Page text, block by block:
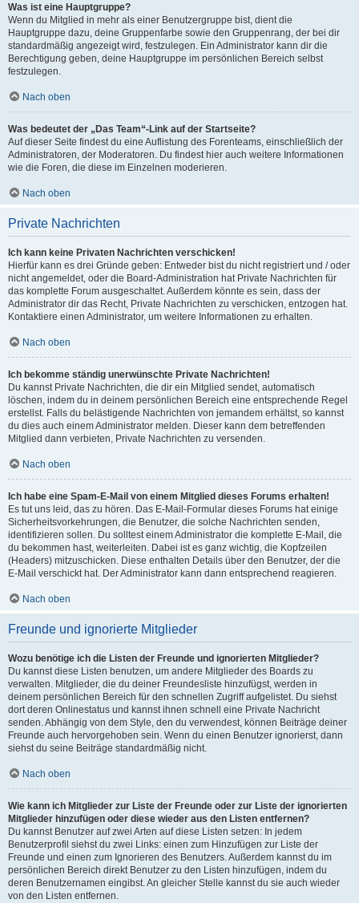
Was ist eine Hauptgruppe?
Wenn du Mitglied in mehr als einer Benutzergruppe bist, dient die
Hauptgruppe dazu, deine Gruppenfarbe sowie den Gruppenrang, der bei dir
standardmäßig angezeigt wird, festzulegen. Ein Administrator kann dir die
Berechtigung geben, deine Hauptgruppe im persönlichen Bereich selbst
festzulegen.
Nach oben
Was bedeutet der „Das Team“-Link auf der Startseite?
Auf dieser Seite findest du eine Auflistung des Forenteams, einschließlich der
Administratoren, der Moderatoren. Du findest hier auch weitere Informationen
wie die Foren, die diese im Einzelnen moderieren.
Nach oben
Private Nachrichten
Ich kann keine Privaten Nachrichten verschicken!
Hierfür kann es drei Gründe geben: Entweder bist du nicht registriert und / oder
nicht angemeldet, oder die Board-Administration hat Private Nachrichten für
das komplette Forum ausgeschaltet. Außerdem könnte es sein, dass der
Administrator dir das Recht, Private Nachrichten zu verschicken, entzogen hat.
Kontaktiere einen Administrator, um weitere Informationen zu erhalten.
Nach oben
Ich bekomme ständig unerwünschte Private Nachrichten!
Du kannst Private Nachrichten, die dir ein Mitglied sendet, automatisch
löschen, indem du in deinem persönlichen Bereich eine entsprechende Regel
erstellst. Falls du belästigende Nachrichten von jemandem erhältst, so kannst
du dies auch einem Administrator melden. Dieser kann dem betreffenden
Mitglied dann verbieten, Private Nachrichten zu versenden.
Nach oben
Ich habe eine Spam-E-Mail von einem Mitglied dieses Forums erhalten!
Es tut uns leid, das zu hören. Das E-Mail-Formular dieses Forums hat einige
Sicherheitsvorkehrungen, die Benutzer, die solche Nachrichten senden,
identifizieren sollen. Du solltest einem Administrator die komplette E-Mail, die
du bekommen hast, weiterleiten. Dabei ist es ganz wichtig, die Kopfzeilen
(Headers) mitzuschicken. Diese enthalten Details über den Benutzer, der die
E-Mail verschickt hat. Der Administrator kann dann entsprechend reagieren.
Nach oben
Freunde und ignorierte Mitglieder
Wozu benötige ich die Listen der Freunde und ignorierten Mitglieder?
Du kannst diese Listen benutzen, um andere Mitglieder des Boards zu
verwalten. Mitglieder, die du deiner Freundesliste hinzufügst, werden in
deinem persönlichen Bereich für den schnellen Zugriff aufgelistet. Du siehst
dort deren Onlinestatus und kannst ihnen schnell eine Private Nachricht
senden. Abhängig von dem Style, den du verwendest, können Beiträge deiner
Freunde auch hervorgehoben sein. Wenn du einen Benutzer ignorierst, dann
siehst du seine Beiträge standardmäßig nicht.
Nach oben
Wie kann ich Mitglieder zur Liste der Freunde oder zur Liste der ignorierten
Mitglieder hinzufügen oder diese wieder aus den Listen entfernen?
Du kannst Benutzer auf zwei Arten auf diese Listen setzen: In jedem
Benutzerprofil siehst du zwei Links: einen zum Hinzufügen zur Liste der
Freunde und einen zum Ignorieren des Benutzers. Außerdem kannst du im
persönlichen Bereich direkt Benutzer zu den Listen hinzufügen, indem du
deren Benutzernamen eingibst. An gleicher Stelle kannst du sie auch wieder
von den Listen entfernen.